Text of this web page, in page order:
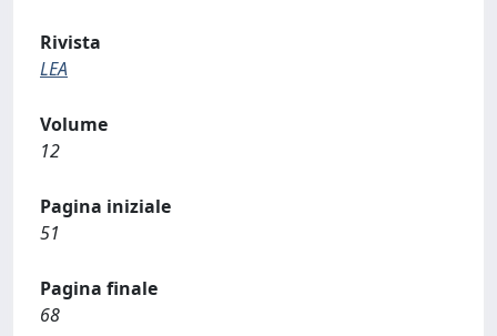
Rivista
LEA
Volume
12
Pagina iniziale
51
Pagina finale
68